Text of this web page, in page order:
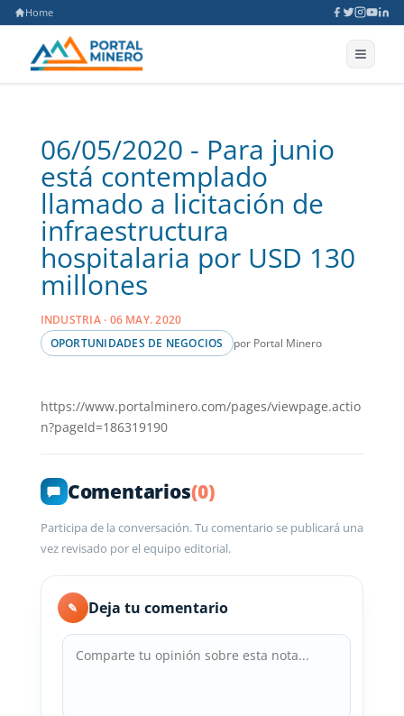
Home
06/05/2020 - Para junio
está contemplado
llamado a licitación de
infraestructura
hospitalaria por USD 130
millones
INDUSTRIA · 06 MAY. 2020
OPORTUNIDADES DE NEGOCIOS
por Portal Minero
https://www.portalminero.com/pages/viewpage.actio
n?pageId=186319190
Comentarios(0)
Participa de la conversación. Tu comentario se publicará una
vez revisado por el equipo editorial.
✎ Deja tu comentario